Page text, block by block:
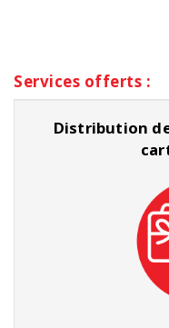
Services offerts :
Distribution